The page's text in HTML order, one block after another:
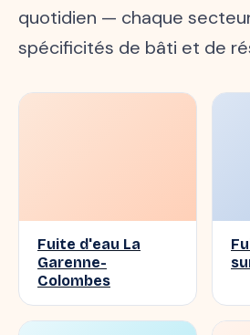
quotidien — chaque
spécificités de bâti et de
Fuite d'eau La
Garenne-
Colombes